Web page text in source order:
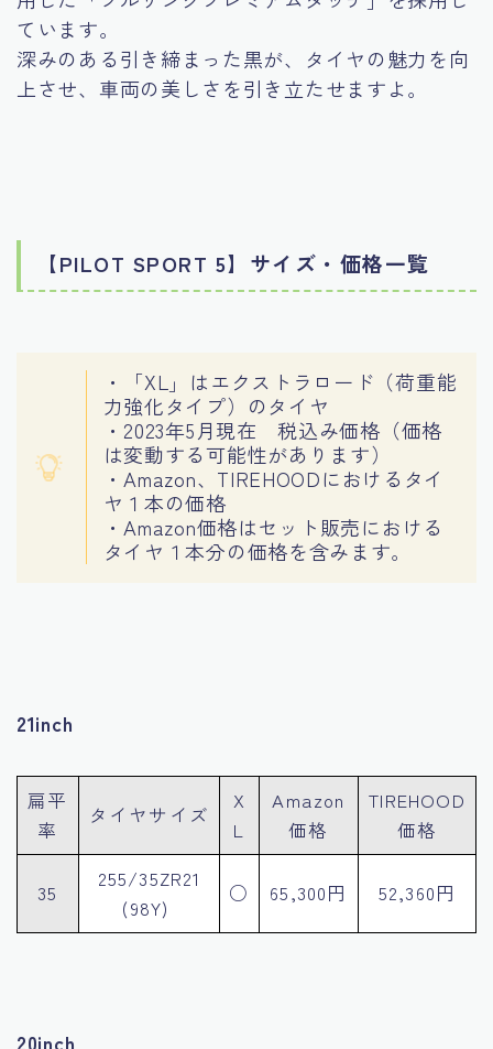
ています。
深みのある引き締まった黒が、タイヤの魅力を向
上させ、車両の美しさを引き立たせますよ。
【PILOT SPORT 5】サイズ・価格一覧
・「XL」はエクストラロード（荷重能
力強化タイプ）のタイヤ
・2023年5月現在 税込み価格（価格
は変動する可能性があります）
・Amazon、TIREHOODにおけるタイ
ヤ１本の価格
・Amazon価格はセット販売における
タイヤ１本分の価格を含みます。
21inch
扁平
率
タイヤサイズ
X
L
Amazon
価格
TIREHOOD
価格
35
255/35ZR21
(98Y)
○ 65,300円 52,360円
20inch